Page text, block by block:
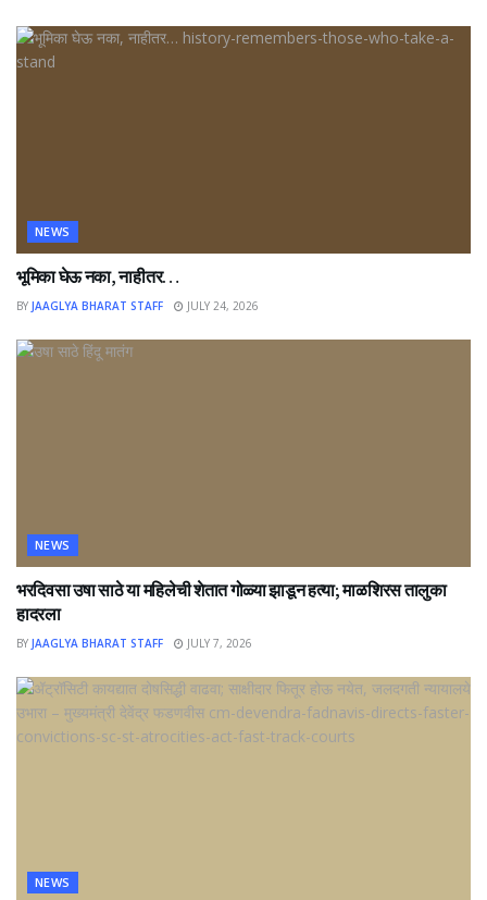
NEWS
भूमिका घेऊ नका, नाहीतर…
BY JAAGLYA BHARAT STAFF JULY 24, 2026
NEWS
भरदिवसा उषा साठे या महिलेची शेतात गोळ्या झाडून हत्या; माळशिरस तालुका
हादरला
BY JAAGLYA BHARAT STAFF JULY 7, 2026
NEWS